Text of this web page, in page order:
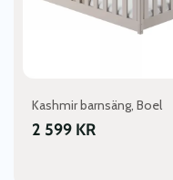
Kashmir barnsäng, Boel
2 599 KR
produktsidan